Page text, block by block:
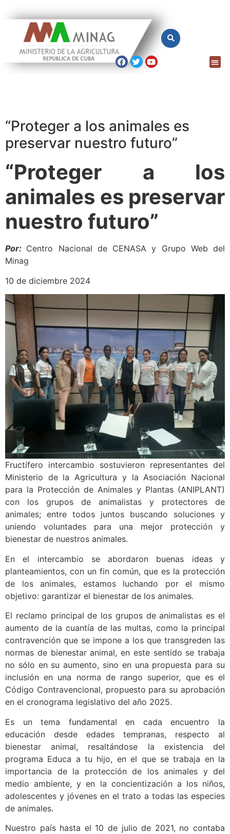
“Proteger a los animales es
preservar nuestro futuro”
“Proteger a los
animales es preservar
nuestro futuro”
Por: Centro Nacional de CENASA y Grupo Web del
Minag
10 de diciembre 2024
Fructífero intercambio sostuvieron representantes del
Ministerio de la Agricultura y la Asociación Nacional
para la Protección de Animales y Plantas (ANIPLANT)
con los grupos de animalistas y protectores de
animales; entre todos juntos buscando soluciones y
uniendo voluntades para una mejor protección y
bienestar de nuestros animales.
En el intercambio se abordaron buenas ideas y
planteamientos, con un fin común, que es la protección
de los animales, estamos luchando por el mismo
objetivo: garantizar el bienestar de los animales.
El reclamo principal de los grupos de animalistas es el
aumento de la cuantía de las multas, como la principal
contravención que se impone a los que transgreden las
normas de bienestar animal, en este sentido se trabaja
no sólo en su aumento, sino en una propuesta para su
inclusión en una norma de rango superior, que es el
Código Contravencional, propuesto para su aprobación
en el cronograma legislativo del año 2025.
Es un tema fundamental en cada encuentro la
educación desde edades tempranas, respecto al
bienestar animal, resaltándose la existencia del
programa Educa a tu hijo, en el que se trabaja en la
importancia de la protección de los animales y del
medio ambiente, y en la concientización a los niños,
adolescentes y jóvenes en el trato a todas las especies
de animales.
Nuestro país hasta el 10 de julio de 2021, no contaba